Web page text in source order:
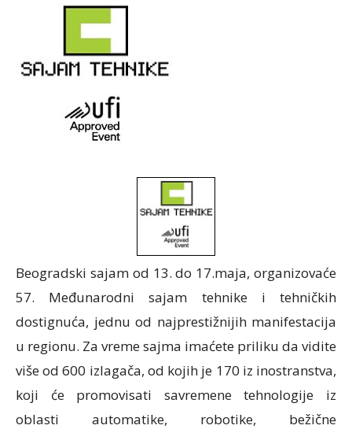
Beogradski sajam od 13. do 17.maja, organizovaće
57. Međunarodni sajam tehnike i tehničkih
dostignuća, jednu od najprestižnijih manifestacija
u regionu. Za vreme sajma imaćete priliku da vidite
više od 600 izlagača, od kojih je 170 iz inostranstva,
koji će promovisati savremene tehnologije iz
oblasti automatike, robotike, bežične